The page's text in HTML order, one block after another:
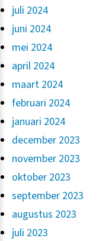
juli 2024
juni 2024
mei 2024
april 2024
maart 2024
februari 2024
januari 2024
december 2023
november 2023
oktober 2023
september 2023
augustus 2023
juli 2023